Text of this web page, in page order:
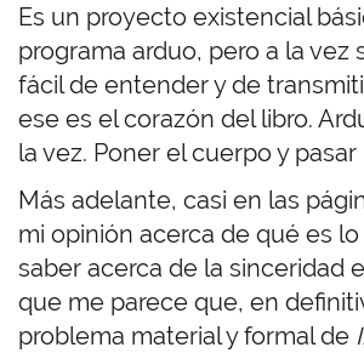
Es un proyecto existencial
programa arduo, pero a la vez
fácil de entender y de
ese es el corazón del libro.
la vez. Poner el cuerpo y pasar
Más adelante, casi en las
mi opinión acerca de qué es
saber acerca de la sinceridad
que me parece que, en
problema material y formal de